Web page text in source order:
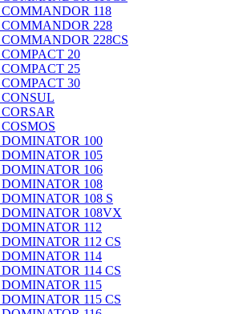
COMMANDOR 118
COMMANDOR 228
COMMANDOR 228CS
COMPACT 20
COMPACT 25
COMPACT 30
CONSUL
CORSAR
COSMOS
DOMINATOR 100
DOMINATOR 105
DOMINATOR 106
DOMINATOR 108
DOMINATOR 108 S
DOMINATOR 108VX
DOMINATOR 112
DOMINATOR 112 CS
DOMINATOR 114
DOMINATOR 114 CS
DOMINATOR 115
DOMINATOR 115 CS